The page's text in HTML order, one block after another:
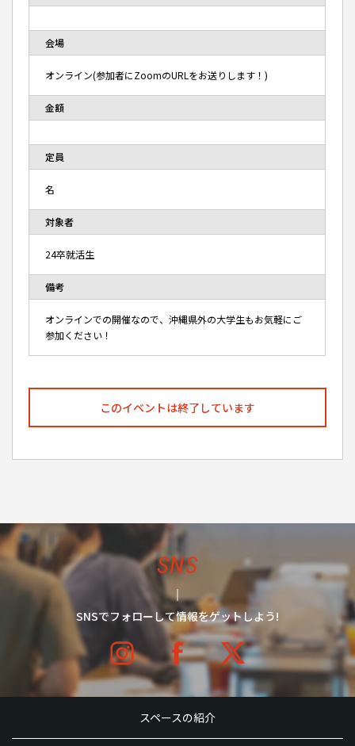
会場
オンライン(参加者にZoomのURLをお送りします！)
金額
定員
名
対象者
24卒就活生
備考
オンラインでの開催なので、沖縄県外の大学生もお気軽にご
参加ください！
このイベントは終了しています
SNS
SNSでフォローして情報をゲットしよう!
スペースの紹介